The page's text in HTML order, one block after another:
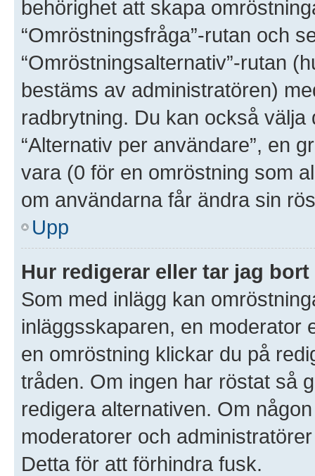
behörighet att skapa
“Omröstningsfråga”-rutan och
“Omröstningsalternativ”-rutan
bestäms av administratören)
radbrytning. Du kan också
“Alternativ per användare”, en
vara (0 för en omröstning som
om användarna får ändra sin
Upp
Hur redigerar eller tar jag
Som med inlägg kan
inläggsskaparen, en moderator
en omröstning klickar du på
tråden. Om ingen har röstat så
redigera alternativen. Om
moderatorer och
Detta för att förhindra fusk.